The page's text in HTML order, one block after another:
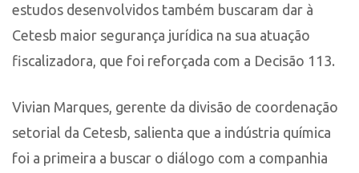
estudos desenvolvidos também buscaram dar à
Cetesb maior segurança jurídica na sua atuação
fiscalizadora, que foi reforçada com a Decisão 113.
Vivian Marques, gerente da divisão de coordenação
setorial da Cetesb, salienta que a indústria química
foi a primeira a buscar o diálogo com a companhia